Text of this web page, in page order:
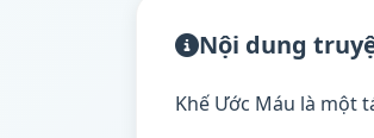
Nội dung
Khế Ước Máu là một